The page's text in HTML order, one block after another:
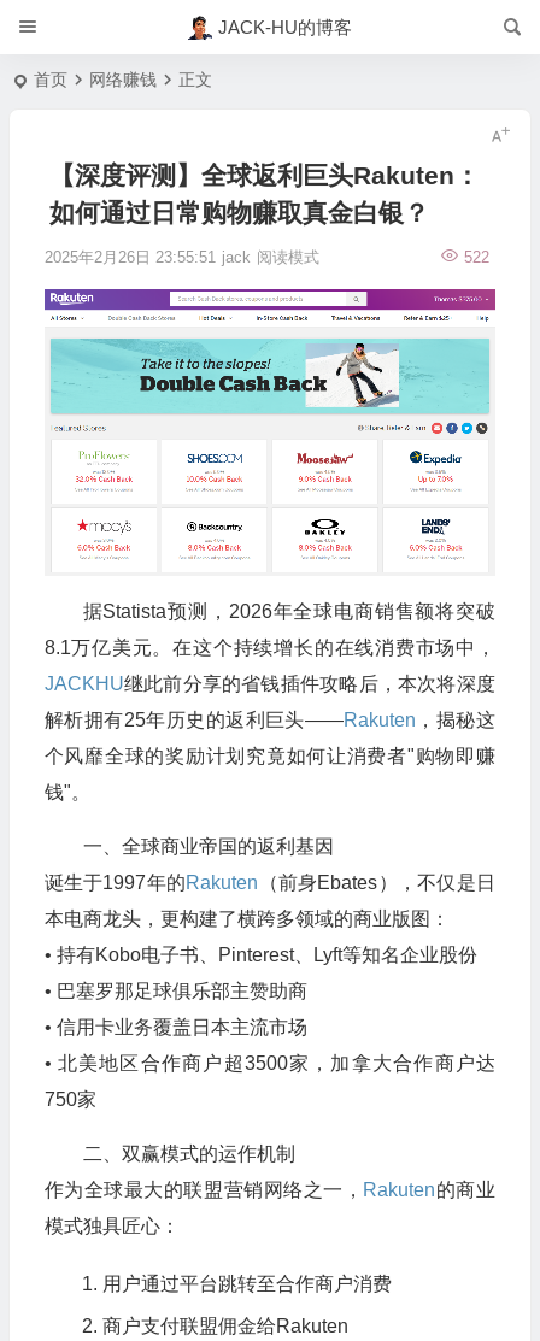
JACK-HU的博客
首页 网络赚钱 正文
【深度评测】全球返利巨头Rakuten：
如何通过日常购物赚取真金白银？
2025年2月26日 23:55:51 jack 522
阅读模式
据Statista预测，2026年全球电商销售额将突破
8.1万亿美元。在这个持续增长的在线消费市场中，
JACKHU继此前分享的省钱插件攻略后，本次将深度
解析拥有25年历史的返利巨头——Rakuten ，揭秘这
个风靡全球的奖励计划究竟如何让消费者"购物即赚
钱"。
一、全球商业帝国的返利基因
诞生于1997年的Rakuten （前身Ebates），不仅是日
本电商龙头，更构建了横跨多领域的商业版图：
• 持有Kobo电子书、Pinterest、Lyft等知名企业股份
• 巴塞罗那足球俱乐部主赞助商
• 信用卡业务覆盖日本主流市场
• 北美地区合作商户超3500家，加拿大合作商户达
750家
二、双赢模式的运作机制
作为全球最大的联盟营销网络之一， Rakuten的商业
模式独具匠心：
用户通过平台跳转至合作商户消费
商户支付联盟佣金给Rakuten